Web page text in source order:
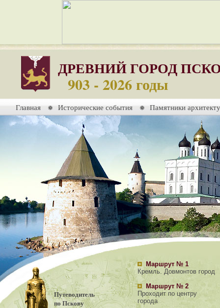
ДРЕВНИЙ ГОРОД
903 - 2026 годы
Главная Исторические события Памятники
Путеводитель
по Пскову
Маршрут № 1
Кремль. Довмонтов город
Маршрут № 2
Проходит по центру
города